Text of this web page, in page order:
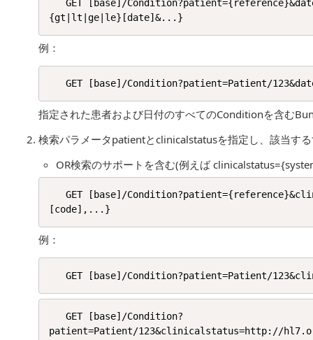
   GET [base]/Condition?patient={reference}&date={gt|lt|ge|le}[date]{&date=
例：
指定された患者および日付のすべてのConditionを含む
検索パラメータpatientとclinicalstatusを指定し、該当す
OR検索のサポートを含む(例えば
   GET [base]/Condition?patient={reference}&clinicalstatus={system|}[code]{,{system|}
例：
   GET [base]/Condition?
patient=Patient/123&clinicalstatus=http://